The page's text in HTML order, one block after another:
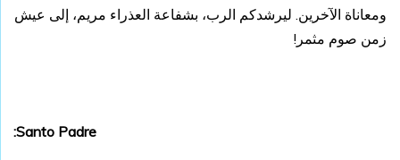
ومعاناة الآخرين. ليرشدكم الرب، بشفاعة العذراء مريم، إلى عيش
زمن صوم مثمر!
Santo Padre: